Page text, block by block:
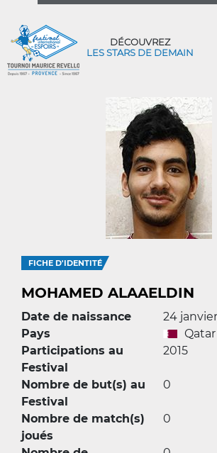
DÉCOUVREZ
LES STARS DE DEMAIN
FICHE D'IDENTITÉ
MOHAMED ALAAELDIN
Date de naissance
24
Pays
Qatar
Participations au
Festival
2015
Nombre de but(s) au
Festival
0
Nombre de match(s)
joués
0